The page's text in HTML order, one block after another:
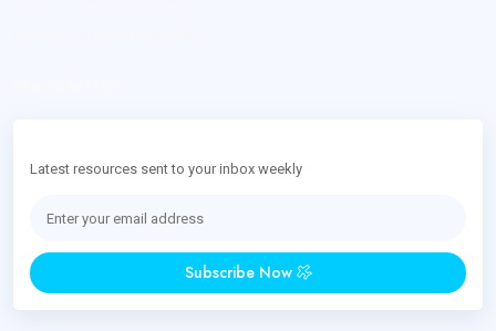
Latest resources sent to your inbox weekly
Subscribe Now